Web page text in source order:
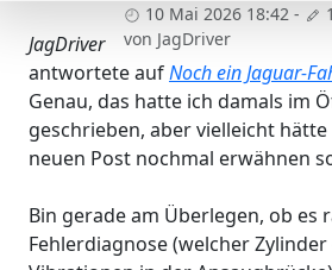
10 Mai 2026 18:42 -
von JagDriver
JagDriver
antwortete aufNoch ein Jaguar-
Genau, das hatte ich damals im
geschrieben, aber vielleicht
neuen Post nochmal erwähnen
Bin gerade am Überlegen, ob es
Fehlerdiagnose (welcher